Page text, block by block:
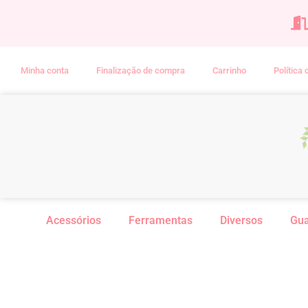
Minha conta Finalização de compra Carrinho Política
Acessórios Ferramentas Diversos